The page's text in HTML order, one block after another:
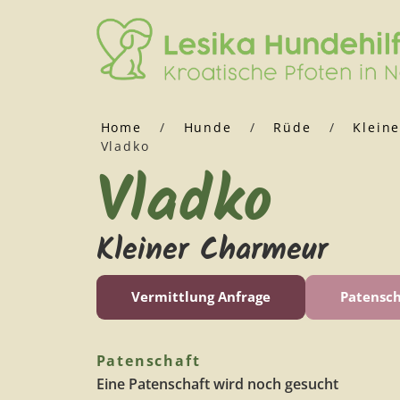
Home / Hunde / Rüde /
Vladko
Vladko
Kleiner Charmeur
Vermittlung Anfrage
Patenschaft
Eine Patenschaft wird noch gesucht